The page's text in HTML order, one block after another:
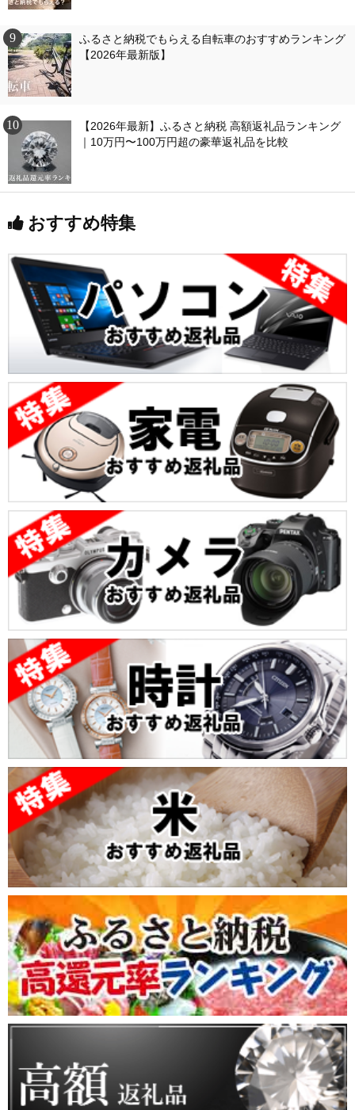
ふるさと納税でもらえる自転車のおすすめランキング
【2026年最新版】
【2026年最新】ふるさと納税 高額返礼品ランキング
｜10万円〜100万円超の豪華返礼品を比較
おすすめ特集